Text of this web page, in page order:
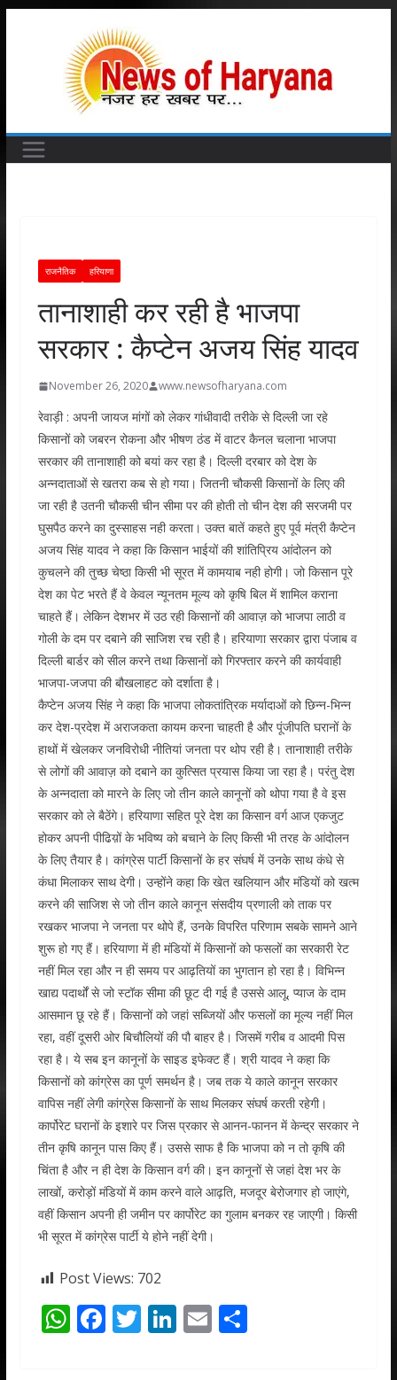
राजनैतिक हरियाणा
तानाशाही कर रही है भाजपा
सरकार : कैप्टेन अजय सिंह यादव
November 26, 2020 www.newsofharyana.com
रेवाड़ी : अपनी जायज मांगों को लेकर गांधीवादी तरीके से दिल्ली जा रहे
किसानों को जबरन रोकना और भीषण ठंड में वाटर कैनल चलाना भाजपा
सरकार की तानाशाही को बयां कर रहा है। दिल्ली दरबार को देश के
अन्नदाताओं से खतरा कब से हो गया। जितनी चौकसी किसानों के लिए की
जा रही है उतनी चौकसी चीन सीमा पर की होती तो चीन देश की सरजमी पर
घुसपैठ करने का दुस्साहस नही करता। उक्त बातें कहते हुए पूर्व मंत्री कैप्टेन
अजय सिंह यादव ने कहा कि किसान भाईयों की शांतिप्रिय आंदोलन को
कुचलने की तुच्छ चेष्ठा किसी भी सूरत में कामयाब नही होगी। जो किसान पूरे
देश का पेट भरते हैं वे केवल न्यूनतम मूल्य को कृषि बिल में शामिल कराना
चाहते हैं। लेकिन देशभर में उठ रही किसानों की आवाज़ को भाजपा लाठी व
गोली के दम पर दबाने की साजिश रच रही है। हरियाणा सरकार द्वारा पंजाब व
दिल्ली बार्डर को सील करने तथा किसानों को गिरफ्तार करने की कार्यवाही
भाजपा-जजपा की बौखलाहट को दर्शाता है।
कैप्टेन अजय सिंह ने कहा कि भाजपा लोकतांत्रिक मर्यादाओं को छिन्न-भिन्न
कर देश-प्रदेश में अराजकता कायम करना चाहती है और पूंजीपति घरानों के
हाथों में खेलकर जनविरोधी नीतियां जनता पर थोप रही है। तानाशाही तरीके
से लोगों की आवाज़ को दबाने का कुत्सित प्रयास किया जा रहा है। परंतु देश
के अन्नदाता को मारने के लिए जो तीन काले कानूनों को थोपा गया है वे इस
सरकार को ले बैठेंगे। हरियाणा सहित पूरे देश का किसान वर्ग आज एकजुट
होकर अपनी पीढिय़ों के भविष्य को बचाने के लिए किसी भी तरह के आंदोलन
के लिए तैयार है। कांग्रेस पार्टी किसानों के हर संघर्ष में उनके साथ कंधे से
कंधा मिलाकर साथ देगी। उन्होंने कहा कि खेत खलियान और मंडियों को खत्म
करने की साजिश से जो तीन काले कानून संसदीय प्रणाली को ताक पर
रखकर भाजपा ने जनता पर थोपे हैं, उनके विपरित परिणाम सबके सामने आने
शुरू हो गए हैं। हरियाणा में ही मंडियों में किसानों को फसलों का सरकारी रेट
नहीं मिल रहा और न ही समय पर आढ़तियों का भुगतान हो रहा है। विभिन्न
खाद्य पदार्थों से जो स्टॉक सीमा की छूट दी गई है उससे आलू, प्याज के दाम
आसमान छू रहे हैं। किसानों को जहां सब्जियों और फसलों का मूल्य नहीं मिल
रहा, वहीं दूसरी ओर बिचौलियों की पौ बाहर है। जिसमें गरीब व आदमी पिस
रहा है। ये सब इन कानूनों के साइड इफेक्ट हैं। श्री यादव ने कहा कि
किसानों को कांग्रेस का पूर्ण समर्थन है। जब तक ये काले कानून सरकार
वापिस नहीं लेगी कांग्रेस किसानों के साथ मिलकर संघर्ष करती रहेगी।
कार्पोरेट घरानों के इशारे पर जिस प्रकार से आनन-फानन में केन्द्र सरकार ने
तीन कृषि कानून पास किए हैं। उससे साफ है कि भाजपा को न तो कृषि की
चिंता है और न ही देश के किसान वर्ग की। इन कानूनों से जहां देश भर के
लाखों, करोड़ों मंडियों में काम करने वाले आढ़ति, मजदूर बेरोजगार हो जाएंगे,
वहीं किसान अपनी ही जमीन पर कार्पोरेट का गुलाम बनकर रह जाएगी। किसी
भी सूरत में कांग्रेस पार्टी ये होने नहीं देगी।
Post Views: 702
W F T Li E S